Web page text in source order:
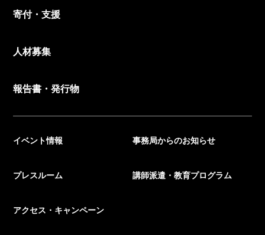
寄付・支援
人材募集
報告書・発行物
イベント情報 事務局からのお知らせ
プレスルーム 講師派遣・教育プログラム
アクセス・キャンペーン